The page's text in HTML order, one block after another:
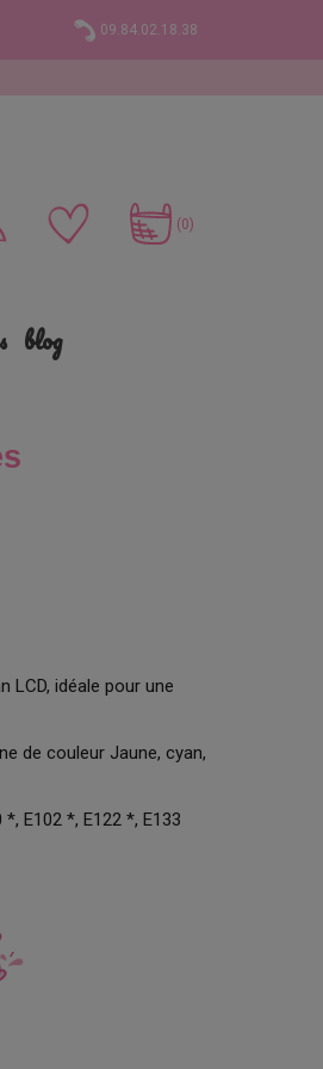
09.84.02.18.38
(0)
blog
idéale pour une
de couleur Jaune, cyan,
E102 *, E122 *, E133